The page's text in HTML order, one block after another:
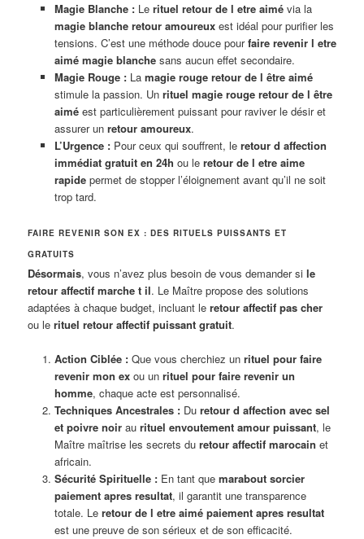
Magie Blanche :Le rituel retour de l etre aimévia la
magie blanche retour amoureuxest idéal pour purifier les
tensions. C’est une méthode douce pourfaire revenir l etre
aimé magie blanchesans aucun effet secondaire.
Magie Rouge :La magie rouge retour de l être aimé
stimule la passion. Un rituel magie rouge retour de l être
aiméest particulièrement puissant pour raviver le désir et
assurer un retour amoureux.
L’Urgence :Pour ceux qui souffrent, le retour d affection
immédiat gratuit en 24h ou le retour de l etre aime
rapidepermet de stopper l’éloignement avant qu’il ne soit
trop tard.
FAIRE REVENIR SON EX : DES RITUELS PUISSANTS ET
GRATUITS
Désormais, vous n’avez plus besoin de vous demander sile
retour affectif marche t il. Le Maître propose des solutions
adaptées à chaque budget, incluant leretour affectif pas cher
ou lerituel retour affectif puissant gratuit.
Action Ciblée :Que vous cherchiez un rituel pour faire
revenir mon exou un rituel pour faire revenir un
homme, chaque acte est personnalisé.
Techniques Ancestrales :Du retour d affection avec sel
et poivre noirau rituel envoutement amour puissant, le
Maître maîtrise les secrets du retour affectif marocain et
africain.
Sécurité Spirituelle :En tant que marabout sorcier
paiement apres resultat, il garantit une transparence
totale. Le retour de l etre aimé paiement apres resultat
est une preuve de son sérieux et de son efficacité.